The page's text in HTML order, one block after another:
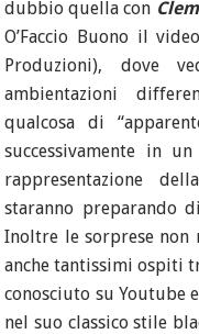
dubbio quella con
O’Faccio Buono il
Produzioni), dove
ambientazioni
qualcosa di
successivamente in
rappresentazione
staranno preparando
Inoltre le sorprese non
anche tantissimi ospiti
conosciuto su Youtube
nel suo classico stile